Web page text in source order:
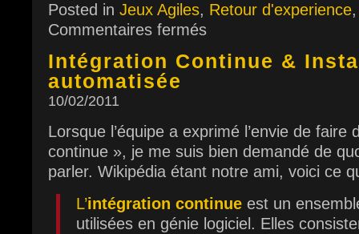
Posted in Jeux Agiles, Retour d'experience
Commentaires fermés
Intégration Continue &
automatisée
10/02/2011
Lorsque l’équipe a exprimé l’envie de faire
continue », je me suis bien demandé de
parler. Wikipédia étant notre ami, voici ce
L’intégration continue est un
utilisées en génie logiciel. Elles